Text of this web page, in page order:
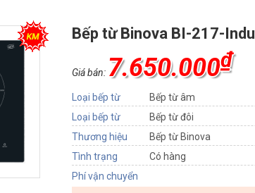
Bếp từ Binova BI-217-
Giá bán: 7.650.000₫
Loại bếp từ
Bếp từ âm
Loại bếp từ
Bếp từ đôi
Thương hiệu
Bếp từ Binova
Tình trạng
Có hàng
Phí vận chuyển